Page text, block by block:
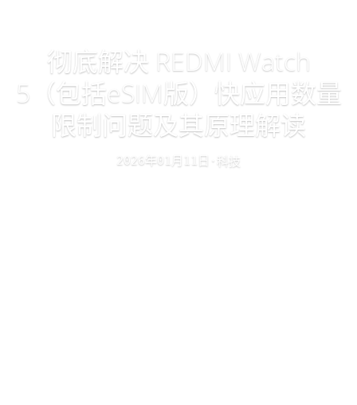
彻底解决 REDMI Watch
5（包括eSIM版）快应用数量
限制问题及其原理解读
2026年 01 月 11 日 · 科技